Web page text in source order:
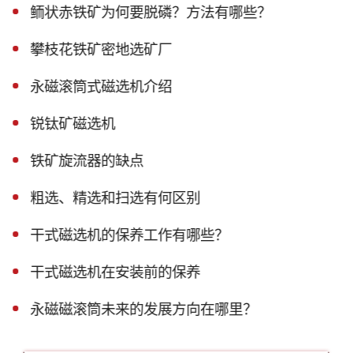
鲕状赤铁矿为何要脱磷？方法有哪些？
攀枝花铁矿密地选矿厂
永磁滚筒式磁选机介绍
锐钛矿磁选机
铁矿旋流器的缺点
粗选、精选和扫选有何区别
干式磁选机的保养工作有哪些？
干式磁选机在安装前的保养
永磁磁滚筒未来的发展方向在哪里？